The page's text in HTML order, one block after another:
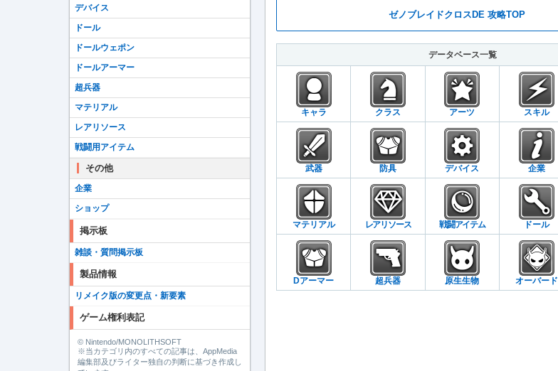
ゼノブレイドクロスDE 攻略TOP
データベース一覧
キャラ クラス アーツ スキル
武器 防具 デバイス 企業
マテリアル レアリソース 戦闘アイテム ドール
Dアーマー 超兵器 原生生物 オーバード
デバイス
ドール
ドールウェポン
ドールアーマー
超兵器
マテリアル
レアリソース
戦闘用アイテム
その他
企業
ショップ
掲示板
雑談・質問掲示板
製品情報
リメイク版の変更点・新要素
ゲーム権利表記
© Nintendo/MONOLITHSOFT
※当カテゴリ内のすべての記事は、AppMedia
編集部及びライター独自の判断に基づき作成し